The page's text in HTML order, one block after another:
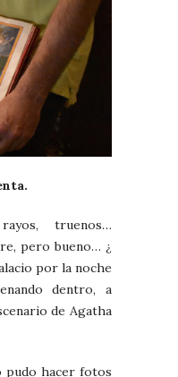
truenos…
pero bueno… ¿
por la noche
dentro, a
de Agatha
pudo hacer fotos